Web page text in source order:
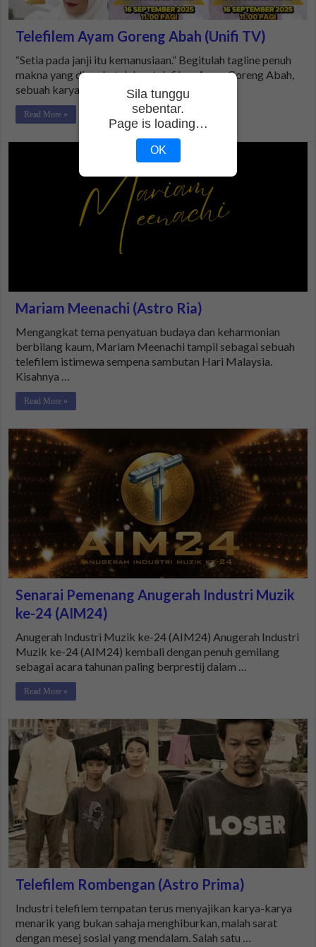
Telefilem Ayam Goreng Abah (Unifi TV)
“Setia pada janji itu kemanusiaan.” Begitulah tagline penuh
makna yang diangkat dalam telefilem Ayam Goreng Abah,
sebuah karya menyentuh hati …
Read More »
Mariam Meenachi (Astro Ria)
Mengangkat tema penyatuan budaya dan keharmonian
berbilang kaum, Mariam Meenachi tampil sebagai sebuah
telefilem istimewa sempena sambutan Hari Malaysia.
Kisahnya …
Read More »
Senarai Pemenang Anugerah Industri Muzik
ke-24 (AIM24)
Anugerah Industri Muzik ke-24 (AIM24) Anugerah Industri
Muzik ke-24 (AIM24) kembali dengan penuh gemilang
sebagai acara tahunan paling berprestij dalam …
Read More »
Telefilem Rombengan (Astro Prima)
Industri telefilem tempatan terus menyajikan karya-karya
menarik yang bukan sahaja menghiburkan, malah sarat
dengan mesej sosial yang mendalam. Salah satu …
Sila tunggu
sebentar.
Page is loading…
OK